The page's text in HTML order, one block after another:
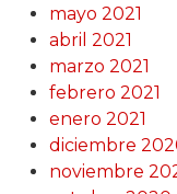
mayo 2021
abril 2021
marzo 2021
febrero 2021
enero 2021
diciembre
noviembre